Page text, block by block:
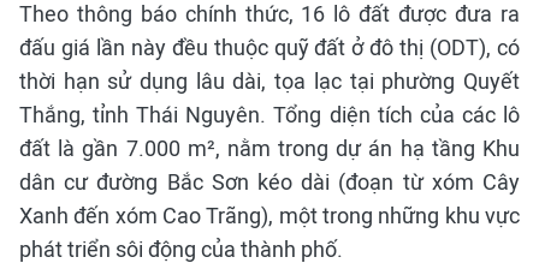
Theo thông báo chính thức, 16 lô đất được đưa ra
đấu giá lần này đều thuộc quỹ đất ở đô thị (ODT), có
thời hạn sử dụng lâu dài, tọa lạc tại phường Quyết
Thắng, tỉnh Thái Nguyên. Tổng diện tích của các lô
đất là gần 7.000 m², nằm trong dự án hạ tầng Khu
dân cư đường Bắc Sơn kéo dài (đoạn từ xóm Cây
Xanh đến xóm Cao Trãng), một trong những khu vực
phát triển sôi động của thành phố.